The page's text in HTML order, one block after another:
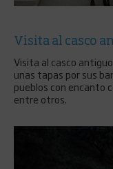
Visita al casco
Visita al casco
unas tapas por sus
pueblos con encanto
entre otros.